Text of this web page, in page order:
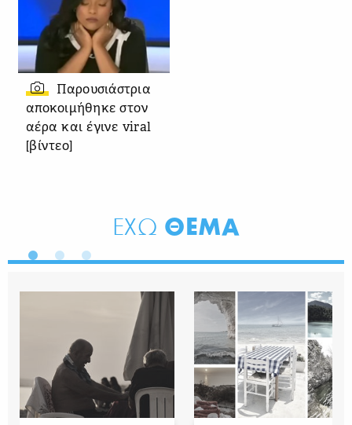
Παρουσιάστρια
αποκοιμήθηκε στον
αέρα και έγινε viral
[βίντεο]
ΕΧΩ ΘΕΜΑ